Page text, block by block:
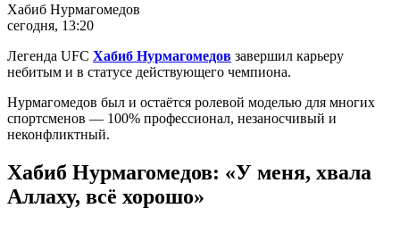
Хабиб Нурмагомедов
сегодня, 13:20
Легенда UFC Хабиб Нурмагомедов завершил карьеру
небитым и в статусе действующего чемпиона.
Нурмагомедов был и остаётся ролевой моделью для многих
спортсменов — 100% профессионал, незаносчивый и
неконфликтный.
Хабиб Нурмагомедов: «У меня, хвала
Аллаху, всё хорошо»